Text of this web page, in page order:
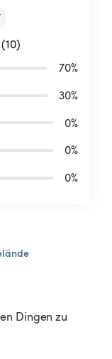
70%
30%
0%
0%
0%
Dingen zu